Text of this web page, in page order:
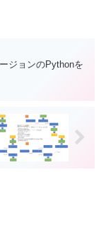
ジョンのPythonを